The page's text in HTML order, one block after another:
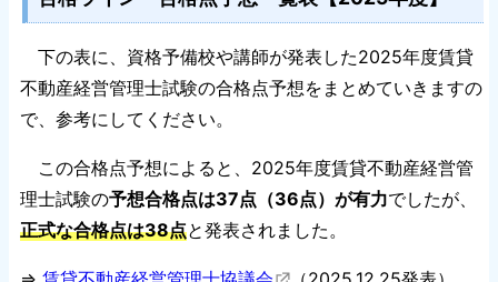
下の表に、資格予備校や講師が発表した2025年度賃貸
不動産経営管理士試験の合格点予想をまとめていきますの
で、参考にしてください。
この合格点予想によると、2025年度賃貸不動産経営管
理士試験の予想合格点は37点（36点）が有力でしたが、
正式な合格点は38点と発表されました。